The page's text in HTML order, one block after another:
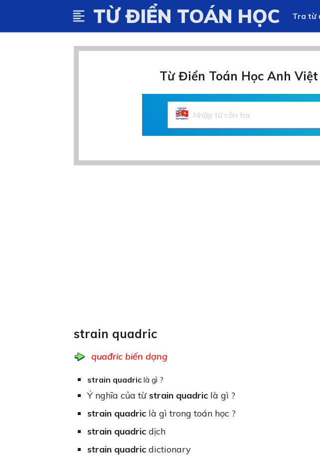
format_align_left TỪ ĐIỂN TOÁN HỌC Tra từ
Từ Điển Toán Học Anh
strain quadric
quađric biến dạng
strain quadriclà gì ?
Ý nghĩa của từ strain quadriclà gì ?
strain quadriclà gì trong toán học ?
strain quadricdịch
strain quadricdictionary